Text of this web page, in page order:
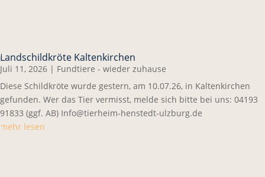
Landschildkröte Kaltenkirchen
Juli 11, 2026 | Fundtiere - wieder zuhause
Diese Schildkröte wurde gestern, am 10.07.26, in Kaltenkirchen
gefunden. Wer das Tier vermisst, melde sich bitte bei uns: 04193
91833 (ggf. AB) Info@tierheim-henstedt-ulzburg.de
mehr lesen